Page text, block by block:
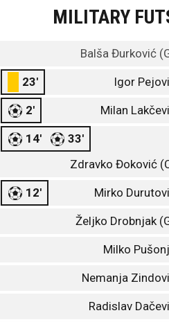
MILITARY
Balša Đurković
23' Igor
2' Milan
14'
33'
Zdravko Đoković
12' Mirko
Željko Drobnjak
Milko
Nemanja
Radislav